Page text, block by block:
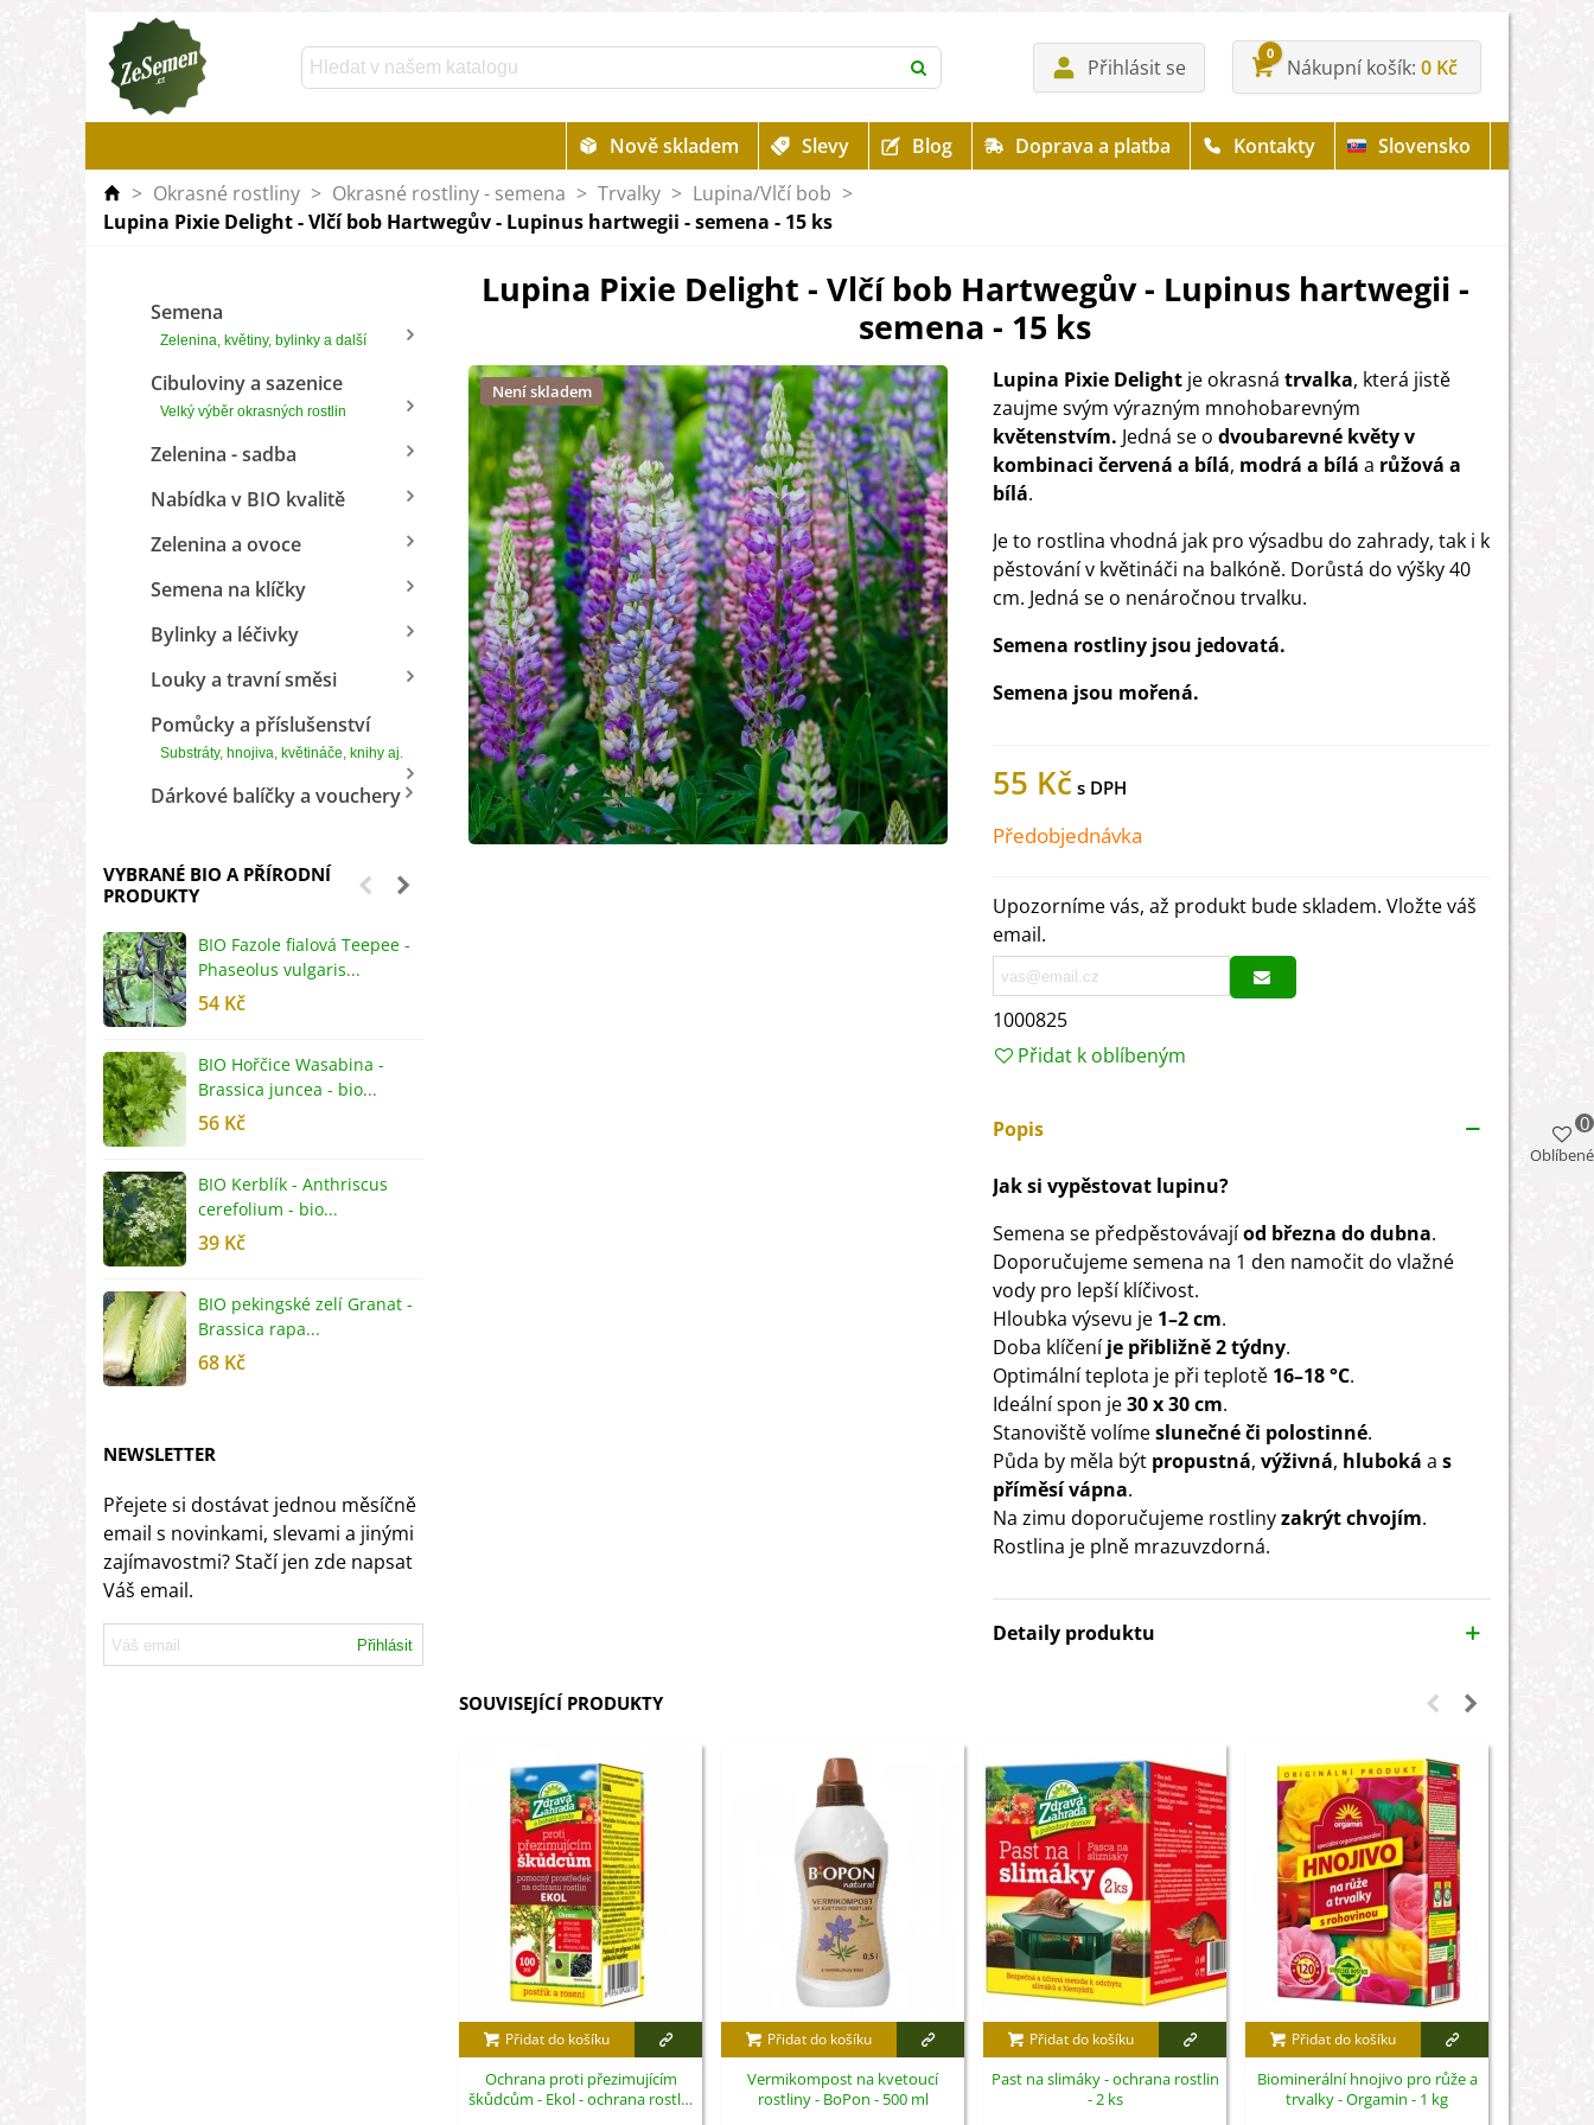
Přihlásit se
0
Nákupní košík 0 Kč
Nově skladem Slevy Blog Doprava a platba Kontakty
Slovensko
> Okrasné rostliny > Okrasné rostliny - semena > Trvalky > Lupina/Vlčí bob >
Lupina Pixie Delight - Vlčí bob Hartwegův - Lupinus hartwegii - semena - 15 ks
Semena
Zelenina, květiny, bylinky a další
Cibuloviny a sazenice
Velký výběr okrasných rostlin
Zelenina - sadba
Nabídka v BIO kvalitě
Zelenina a ovoce
Semena na klíčky
Bylinky a léčivky
Louky a travní směsi
Pomůcky a příslušenství
Substráty, hnojiva, květináče, knihy aj.
Dárkové balíčky a vouchery
VYBRANÉ BIO A PŘÍRODNÍ
PRODUKTY
BIO Fazole fialová Teepee -
Phaseolus vulgaris...
54 Kč
BIO Hořčice Wasabina -
Brassica juncea - bio...
56 Kč
BIO Kerblík - Anthriscus
cerefolium - bio...
39 Kč
BIO pekingské zelí Granat -
Brassica rapa...
68 Kč
NEWSLETTER
Přejete si dostávat jednou měsíčně
email s novinkami, slevami a jinými
zajímavostmi? Stačí jen zde napsat
Váš email.
Přihlásit
Lupina Pixie Delight - Vlčí bob Hartwegův - Lupinus hartwegii -
semena - 15 ks
Není skladem Lupina Pixie Delight je okrasná trvalka, která jistě
zaujme svým výrazným mnohobarevným
květenstvím. Jedná se o dvoubarevné květy v
kombinaci červená a bílá, modrá a bílá a růžová a
bílá.
Je to rostlina vhodná jak pro výsadbu do zahrady, tak i k
pěstování v květináči na balkóně. Dorůstá do výšky 40
cm. Jedná se o nenáročnou trvalku.
Semena rostliny jsou jedovatá.
Semena jsou mořená.
55 Kč
Předobjednávka
Upozorníme vás, až produkt bude skladem. Vložte váš
email.
1000825
Přidat k oblíbeným
Popis
Jak si vypěstovat lupinu?
Semena se předpěstovávajíod března do dubna.
Doporučujeme semena na 1 den namočit do vlažné
vody pro lepší klíčivost.
Hloubka výsevu je 1–2 cm.
Doba klíčeníje přibližně2týdny.
Optimální teplota je při teplotě 16–18 °C.
Ideální spon je30 x 30 cm.
Stanoviště volímeslunečné či polostinné.
Půda by měla být propustná, výživná, hluboká a s
příměsí vápna.
Na zimu doporučujeme rostlinyzakrýt chvojím.
Rostlina je plně mrazuvzdorná.
Detaily produktu
SOUVISEJÍCÍ PRODUKTY
Přidat do košíku
Ochrana proti přezimujícím
škůdcům - Ekol - ochrana rostlin
Přidat do košíku
Vermikompost na kvetoucí
rostliny - BoPon - 500 ml
Přidat do košíku
Past na slimáky - ochrana rostlin
- 2 ks
Přidat do košíku
Biominerální hnojivo pro růže a
trvalky - Orgamin - 1 kg
Oblíbené
0